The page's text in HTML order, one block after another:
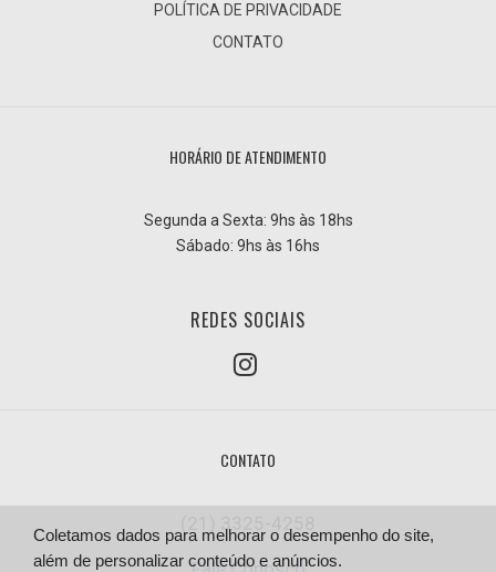
POLÍTICA DE PRIVACIDADE
CONTATO
HORÁRIO DE ATENDIMENTO
Segunda a Sexta: 9hs às 18hs
Sábado: 9hs às 16hs
REDES SOCIAIS
CONTATO
(21) 3325-4258
Coletamos dados para melhorar o desempenho do site,
além de personalizar conteúdo e anúncios.